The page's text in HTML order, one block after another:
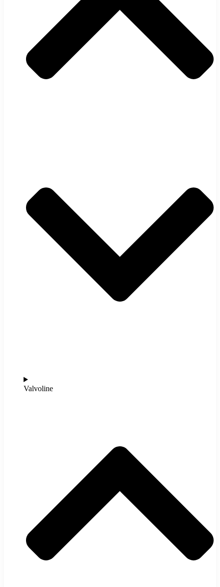
Valvoline